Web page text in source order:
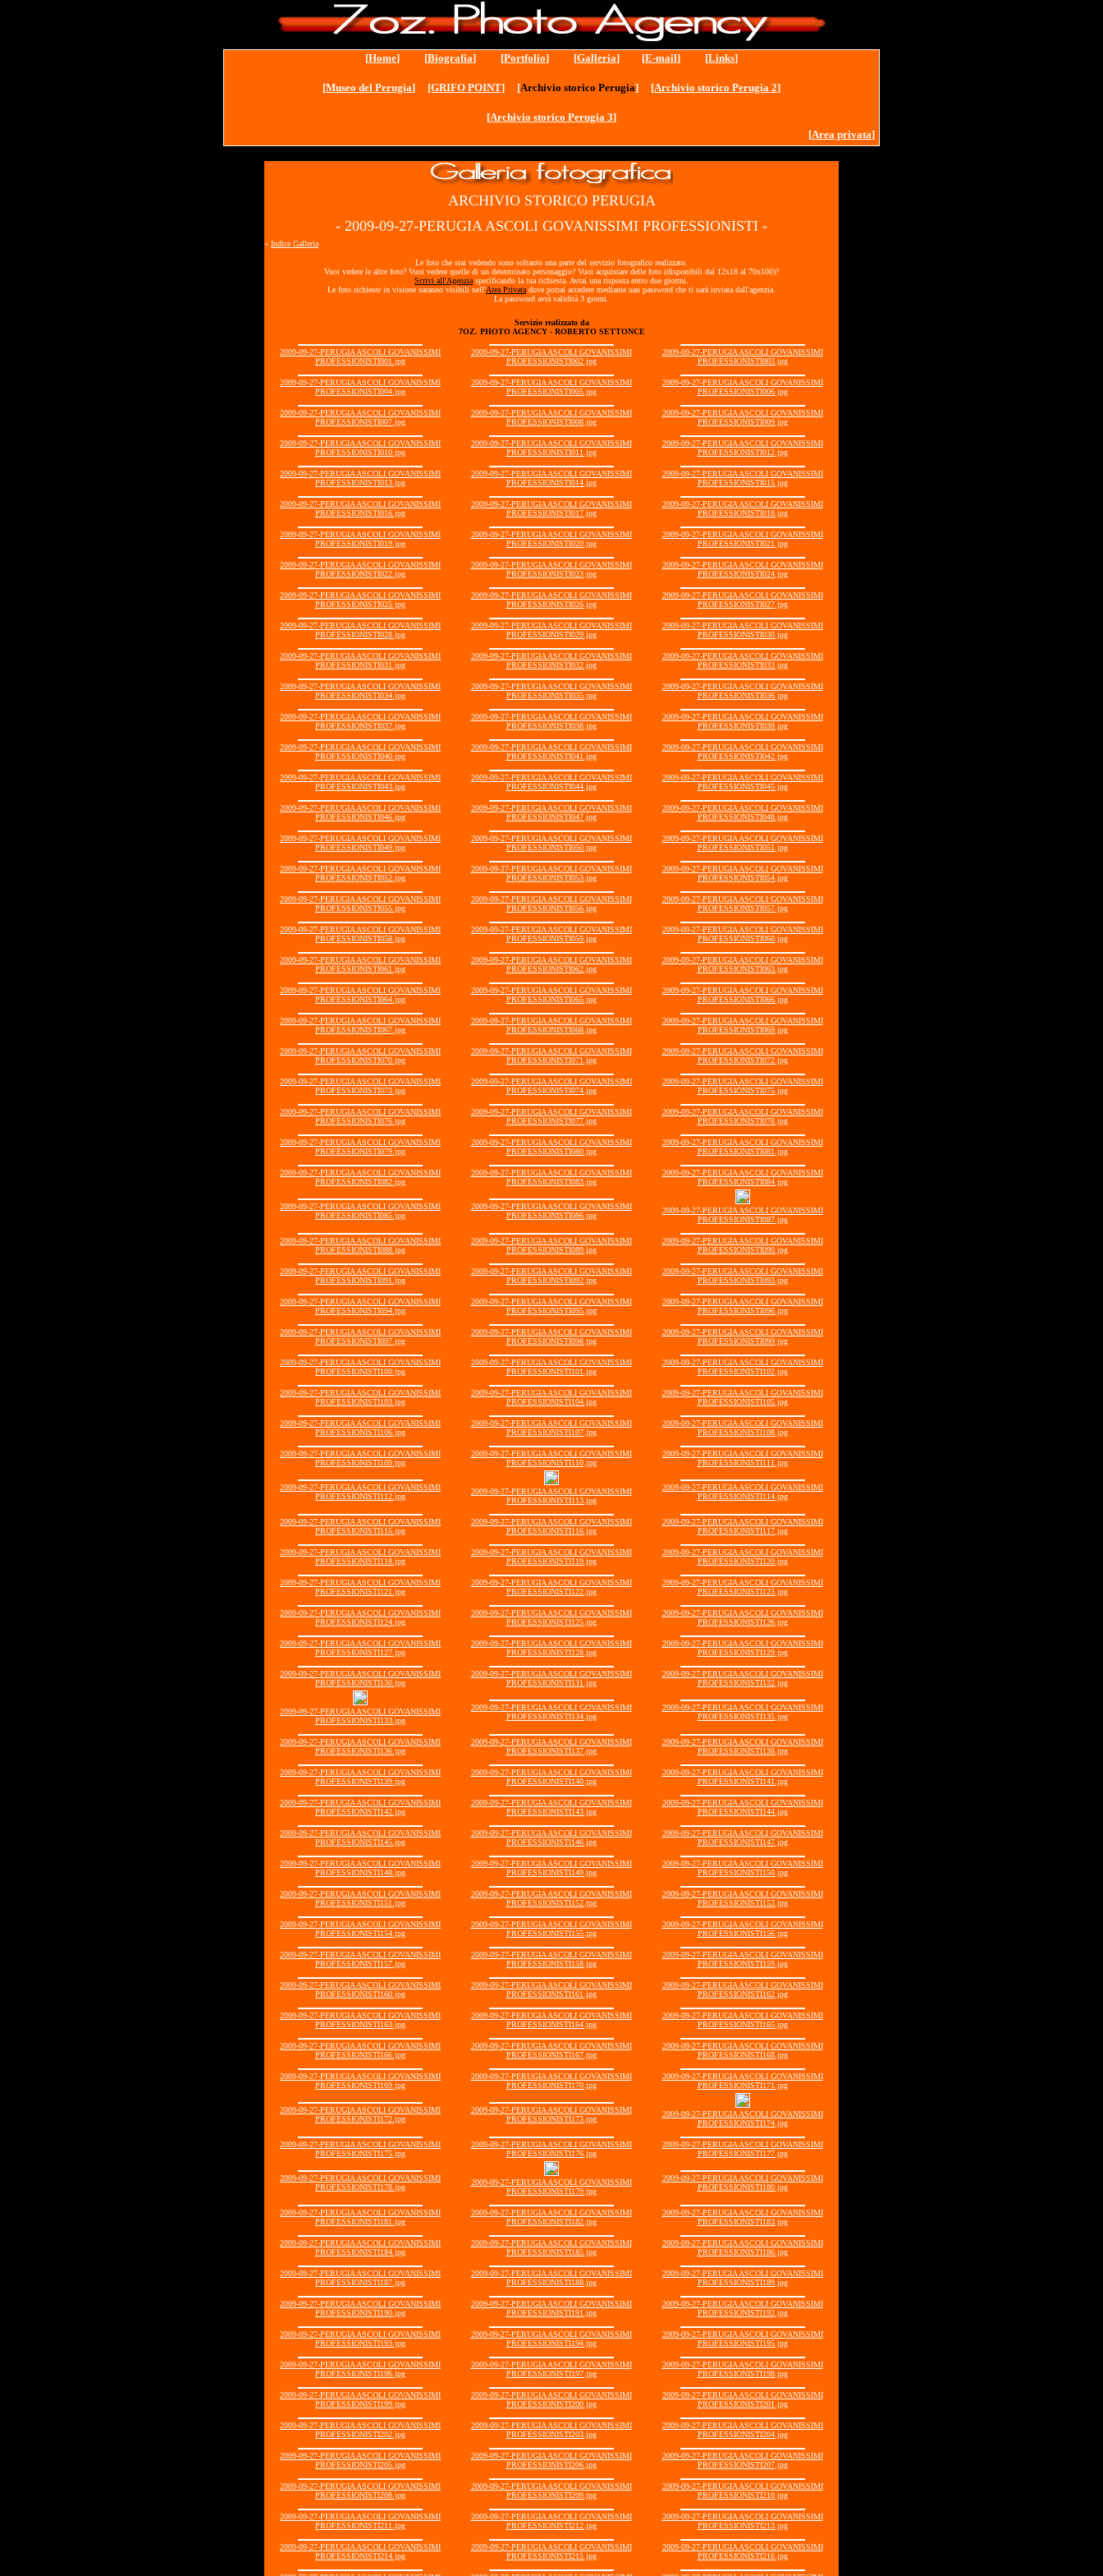
[Home] [Biografia] [Portfolio] [Galleria] [E-mail] [Links]
[Museo del Perugia] [GRIFO POINT] [Archivio storico Perugia] [Archivio storico Perugia 2]
[Archivio storico Perugia 3]
[Area privata]
ARCHIVIO STORICO PERUGIA
- 2009-09-27-PERUGIA ASCOLI GOVANISSIMI PROFESSIONISTI -
« Indice Galleria
Le foto che stai vedendo sono soltanto una parte del servizio fotografico realizzato.
Vuoi vedere le altre foto? Vuoi vedere quelle di un determinato personaggio? Vuoi acquistare delle foto (disponibili dal 12x18 al 70x100)?
Scrivi all'Agenzia specificando la tua richiesta. Avrai una risposta entro due giorrni.
Le foto richieste in visione saranno visibili nell'Area Privata dove potrai accedere mediante uan password che ti sarà inviata dall'agenzia.
La password avrà validità 3 giorni.
Servizio realizzato da
7OZ. PHOTO AGENCY - ROBERTO SETTONCE
2009-09-27-PERUGIA ASCOLI GOVANISSIMI
PROFESSIONISTI001.jpg
2009-09-27-PERUGIA ASCOLI GOVANISSIMI
PROFESSIONISTI002.jpg
2009-09-27-PERUGIA ASCOLI GOVANISSIMI
PROFESSIONISTI003.jpg
2009-09-27-PERUGIA ASCOLI GOVANISSIMI
PROFESSIONISTI004.jpg
2009-09-27-PERUGIA ASCOLI GOVANISSIMI
PROFESSIONISTI005.jpg
2009-09-27-PERUGIA ASCOLI GOVANISSIMI
PROFESSIONISTI006.jpg
2009-09-27-PERUGIA ASCOLI GOVANISSIMI
PROFESSIONISTI007.jpg
2009-09-27-PERUGIA ASCOLI GOVANISSIMI
PROFESSIONISTI008.jpg
2009-09-27-PERUGIA ASCOLI GOVANISSIMI
PROFESSIONISTI009.jpg
2009-09-27-PERUGIA ASCOLI GOVANISSIMI
PROFESSIONISTI010.jpg
2009-09-27-PERUGIA ASCOLI GOVANISSIMI
PROFESSIONISTI011.jpg
2009-09-27-PERUGIA ASCOLI GOVANISSIMI
PROFESSIONISTI012.jpg
2009-09-27-PERUGIA ASCOLI GOVANISSIMI
PROFESSIONISTI013.jpg
2009-09-27-PERUGIA ASCOLI GOVANISSIMI
PROFESSIONISTI014.jpg
2009-09-27-PERUGIA ASCOLI GOVANISSIMI
PROFESSIONISTI015.jpg
2009-09-27-PERUGIA ASCOLI GOVANISSIMI
PROFESSIONISTI016.jpg
2009-09-27-PERUGIA ASCOLI GOVANISSIMI
PROFESSIONISTI017.jpg
2009-09-27-PERUGIA ASCOLI GOVANISSIMI
PROFESSIONISTI018.jpg
2009-09-27-PERUGIA ASCOLI GOVANISSIMI
PROFESSIONISTI019.jpg
2009-09-27-PERUGIA ASCOLI GOVANISSIMI
PROFESSIONISTI020.jpg
2009-09-27-PERUGIA ASCOLI GOVANISSIMI
PROFESSIONISTI021.jpg
2009-09-27-PERUGIA ASCOLI GOVANISSIMI
PROFESSIONISTI022.jpg
2009-09-27-PERUGIA ASCOLI GOVANISSIMI
PROFESSIONISTI023.jpg
2009-09-27-PERUGIA ASCOLI GOVANISSIMI
PROFESSIONISTI024.jpg
2009-09-27-PERUGIA ASCOLI GOVANISSIMI
PROFESSIONISTI025.jpg
2009-09-27-PERUGIA ASCOLI GOVANISSIMI
PROFESSIONISTI026.jpg
2009-09-27-PERUGIA ASCOLI GOVANISSIMI
PROFESSIONISTI027.jpg
2009-09-27-PERUGIA ASCOLI GOVANISSIMI
PROFESSIONISTI028.jpg
2009-09-27-PERUGIA ASCOLI GOVANISSIMI
PROFESSIONISTI029.jpg
2009-09-27-PERUGIA ASCOLI GOVANISSIMI
PROFESSIONISTI030.jpg
2009-09-27-PERUGIA ASCOLI GOVANISSIMI
PROFESSIONISTI031.jpg
2009-09-27-PERUGIA ASCOLI GOVANISSIMI
PROFESSIONISTI032.jpg
2009-09-27-PERUGIA ASCOLI GOVANISSIMI
PROFESSIONISTI033.jpg
2009-09-27-PERUGIA ASCOLI GOVANISSIMI
PROFESSIONISTI034.jpg
2009-09-27-PERUGIA ASCOLI GOVANISSIMI
PROFESSIONISTI035.jpg
2009-09-27-PERUGIA ASCOLI GOVANISSIMI
PROFESSIONISTI036.jpg
2009-09-27-PERUGIA ASCOLI GOVANISSIMI
PROFESSIONISTI037.jpg
2009-09-27-PERUGIA ASCOLI GOVANISSIMI
PROFESSIONISTI038.jpg
2009-09-27-PERUGIA ASCOLI GOVANISSIMI
PROFESSIONISTI039.jpg
2009-09-27-PERUGIA ASCOLI GOVANISSIMI
PROFESSIONISTI040.jpg
2009-09-27-PERUGIA ASCOLI GOVANISSIMI
PROFESSIONISTI041.jpg
2009-09-27-PERUGIA ASCOLI GOVANISSIMI
PROFESSIONISTI042.jpg
2009-09-27-PERUGIA ASCOLI GOVANISSIMI
PROFESSIONISTI043.jpg
2009-09-27-PERUGIA ASCOLI GOVANISSIMI
PROFESSIONISTI044.jpg
2009-09-27-PERUGIA ASCOLI GOVANISSIMI
PROFESSIONISTI045.jpg
2009-09-27-PERUGIA ASCOLI GOVANISSIMI
PROFESSIONISTI046.jpg
2009-09-27-PERUGIA ASCOLI GOVANISSIMI
PROFESSIONISTI047.jpg
2009-09-27-PERUGIA ASCOLI GOVANISSIMI
PROFESSIONISTI048.jpg
2009-09-27-PERUGIA ASCOLI GOVANISSIMI
PROFESSIONISTI049.jpg
2009-09-27-PERUGIA ASCOLI GOVANISSIMI
PROFESSIONISTI050.jpg
2009-09-27-PERUGIA ASCOLI GOVANISSIMI
PROFESSIONISTI051.jpg
2009-09-27-PERUGIA ASCOLI GOVANISSIMI
PROFESSIONISTI052.jpg
2009-09-27-PERUGIA ASCOLI GOVANISSIMI
PROFESSIONISTI053.jpg
2009-09-27-PERUGIA ASCOLI GOVANISSIMI
PROFESSIONISTI054.jpg
2009-09-27-PERUGIA ASCOLI GOVANISSIMI
PROFESSIONISTI055.jpg
2009-09-27-PERUGIA ASCOLI GOVANISSIMI
PROFESSIONISTI056.jpg
2009-09-27-PERUGIA ASCOLI GOVANISSIMI
PROFESSIONISTI057.jpg
2009-09-27-PERUGIA ASCOLI GOVANISSIMI
PROFESSIONISTI058.jpg
2009-09-27-PERUGIA ASCOLI GOVANISSIMI
PROFESSIONISTI059.jpg
2009-09-27-PERUGIA ASCOLI GOVANISSIMI
PROFESSIONISTI060.jpg
2009-09-27-PERUGIA ASCOLI GOVANISSIMI
PROFESSIONISTI061.jpg
2009-09-27-PERUGIA ASCOLI GOVANISSIMI
PROFESSIONISTI062.jpg
2009-09-27-PERUGIA ASCOLI GOVANISSIMI
PROFESSIONISTI063.jpg
2009-09-27-PERUGIA ASCOLI GOVANISSIMI
PROFESSIONISTI064.jpg
2009-09-27-PERUGIA ASCOLI GOVANISSIMI
PROFESSIONISTI065.jpg
2009-09-27-PERUGIA ASCOLI GOVANISSIMI
PROFESSIONISTI066.jpg
2009-09-27-PERUGIA ASCOLI GOVANISSIMI
PROFESSIONISTI067.jpg
2009-09-27-PERUGIA ASCOLI GOVANISSIMI
PROFESSIONISTI068.jpg
2009-09-27-PERUGIA ASCOLI GOVANISSIMI
PROFESSIONISTI069.jpg
2009-09-27-PERUGIA ASCOLI GOVANISSIMI
PROFESSIONISTI070.jpg
2009-09-27-PERUGIA ASCOLI GOVANISSIMI
PROFESSIONISTI071.jpg
2009-09-27-PERUGIA ASCOLI GOVANISSIMI
PROFESSIONISTI072.jpg
2009-09-27-PERUGIA ASCOLI GOVANISSIMI
PROFESSIONISTI073.jpg
2009-09-27-PERUGIA ASCOLI GOVANISSIMI
PROFESSIONISTI074.jpg
2009-09-27-PERUGIA ASCOLI GOVANISSIMI
PROFESSIONISTI075.jpg
2009-09-27-PERUGIA ASCOLI GOVANISSIMI
PROFESSIONISTI076.jpg
2009-09-27-PERUGIA ASCOLI GOVANISSIMI
PROFESSIONISTI077.jpg
2009-09-27-PERUGIA ASCOLI GOVANISSIMI
PROFESSIONISTI078.jpg
2009-09-27-PERUGIA ASCOLI GOVANISSIMI
PROFESSIONISTI079.jpg
2009-09-27-PERUGIA ASCOLI GOVANISSIMI
PROFESSIONISTI080.jpg
2009-09-27-PERUGIA ASCOLI GOVANISSIMI
PROFESSIONISTI081.jpg
2009-09-27-PERUGIA ASCOLI GOVANISSIMI
PROFESSIONISTI082.jpg
2009-09-27-PERUGIA ASCOLI GOVANISSIMI
PROFESSIONISTI083.jpg
2009-09-27-PERUGIA ASCOLI GOVANISSIMI
PROFESSIONISTI084.jpg
2009-09-27-PERUGIA ASCOLI GOVANISSIMI
PROFESSIONISTI085.jpg
2009-09-27-PERUGIA ASCOLI GOVANISSIMI
PROFESSIONISTI086.jpg
2009-09-27-PERUGIA ASCOLI GOVANISSIMI
PROFESSIONISTI087.jpg
2009-09-27-PERUGIA ASCOLI GOVANISSIMI
PROFESSIONISTI088.jpg
2009-09-27-PERUGIA ASCOLI GOVANISSIMI
PROFESSIONISTI089.jpg
2009-09-27-PERUGIA ASCOLI GOVANISSIMI
PROFESSIONISTI090.jpg
2009-09-27-PERUGIA ASCOLI GOVANISSIMI
PROFESSIONISTI091.jpg
2009-09-27-PERUGIA ASCOLI GOVANISSIMI
PROFESSIONISTI092.jpg
2009-09-27-PERUGIA ASCOLI GOVANISSIMI
PROFESSIONISTI093.jpg
2009-09-27-PERUGIA ASCOLI GOVANISSIMI
PROFESSIONISTI094.jpg
2009-09-27-PERUGIA ASCOLI GOVANISSIMI
PROFESSIONISTI095.jpg
2009-09-27-PERUGIA ASCOLI GOVANISSIMI
PROFESSIONISTI096.jpg
2009-09-27-PERUGIA ASCOLI GOVANISSIMI
PROFESSIONISTI097.jpg
2009-09-27-PERUGIA ASCOLI GOVANISSIMI
PROFESSIONISTI098.jpg
2009-09-27-PERUGIA ASCOLI GOVANISSIMI
PROFESSIONISTI099.jpg
2009-09-27-PERUGIA ASCOLI GOVANISSIMI
PROFESSIONISTI100.jpg
2009-09-27-PERUGIA ASCOLI GOVANISSIMI
PROFESSIONISTI101.jpg
2009-09-27-PERUGIA ASCOLI GOVANISSIMI
PROFESSIONISTI102.jpg
2009-09-27-PERUGIA ASCOLI GOVANISSIMI
PROFESSIONISTI103.jpg
2009-09-27-PERUGIA ASCOLI GOVANISSIMI
PROFESSIONISTI104.jpg
2009-09-27-PERUGIA ASCOLI GOVANISSIMI
PROFESSIONISTI105.jpg
2009-09-27-PERUGIA ASCOLI GOVANISSIMI
PROFESSIONISTI106.jpg
2009-09-27-PERUGIA ASCOLI GOVANISSIMI
PROFESSIONISTI107.jpg
2009-09-27-PERUGIA ASCOLI GOVANISSIMI
PROFESSIONISTI108.jpg
2009-09-27-PERUGIA ASCOLI GOVANISSIMI
PROFESSIONISTI109.jpg
2009-09-27-PERUGIA ASCOLI GOVANISSIMI
PROFESSIONISTI110.jpg
2009-09-27-PERUGIA ASCOLI GOVANISSIMI
PROFESSIONISTI111.jpg
2009-09-27-PERUGIA ASCOLI GOVANISSIMI
PROFESSIONISTI112.jpg
2009-09-27-PERUGIA ASCOLI GOVANISSIMI
PROFESSIONISTI113.jpg
2009-09-27-PERUGIA ASCOLI GOVANISSIMI
PROFESSIONISTI114.jpg
2009-09-27-PERUGIA ASCOLI GOVANISSIMI
PROFESSIONISTI115.jpg
2009-09-27-PERUGIA ASCOLI GOVANISSIMI
PROFESSIONISTI116.jpg
2009-09-27-PERUGIA ASCOLI GOVANISSIMI
PROFESSIONISTI117.jpg
2009-09-27-PERUGIA ASCOLI GOVANISSIMI
PROFESSIONISTI118.jpg
2009-09-27-PERUGIA ASCOLI GOVANISSIMI
PROFESSIONISTI119.jpg
2009-09-27-PERUGIA ASCOLI GOVANISSIMI
PROFESSIONISTI120.jpg
2009-09-27-PERUGIA ASCOLI GOVANISSIMI
PROFESSIONISTI121.jpg
2009-09-27-PERUGIA ASCOLI GOVANISSIMI
PROFESSIONISTI122.jpg
2009-09-27-PERUGIA ASCOLI GOVANISSIMI
PROFESSIONISTI123.jpg
2009-09-27-PERUGIA ASCOLI GOVANISSIMI
PROFESSIONISTI124.jpg
2009-09-27-PERUGIA ASCOLI GOVANISSIMI
PROFESSIONISTI125.jpg
2009-09-27-PERUGIA ASCOLI GOVANISSIMI
PROFESSIONISTI126.jpg
2009-09-27-PERUGIA ASCOLI GOVANISSIMI
PROFESSIONISTI127.jpg
2009-09-27-PERUGIA ASCOLI GOVANISSIMI
PROFESSIONISTI128.jpg
2009-09-27-PERUGIA ASCOLI GOVANISSIMI
PROFESSIONISTI129.jpg
2009-09-27-PERUGIA ASCOLI GOVANISSIMI
PROFESSIONISTI130.jpg
2009-09-27-PERUGIA ASCOLI GOVANISSIMI
PROFESSIONISTI131.jpg
2009-09-27-PERUGIA ASCOLI GOVANISSIMI
PROFESSIONISTI132.jpg
2009-09-27-PERUGIA ASCOLI GOVANISSIMI
PROFESSIONISTI133.jpg
2009-09-27-PERUGIA ASCOLI GOVANISSIMI
PROFESSIONISTI134.jpg
2009-09-27-PERUGIA ASCOLI GOVANISSIMI
PROFESSIONISTI135.jpg
2009-09-27-PERUGIA ASCOLI GOVANISSIMI
PROFESSIONISTI136.jpg
2009-09-27-PERUGIA ASCOLI GOVANISSIMI
PROFESSIONISTI137.jpg
2009-09-27-PERUGIA ASCOLI GOVANISSIMI
PROFESSIONISTI138.jpg
2009-09-27-PERUGIA ASCOLI GOVANISSIMI
PROFESSIONISTI139.jpg
2009-09-27-PERUGIA ASCOLI GOVANISSIMI
PROFESSIONISTI140.jpg
2009-09-27-PERUGIA ASCOLI GOVANISSIMI
PROFESSIONISTI141.jpg
2009-09-27-PERUGIA ASCOLI GOVANISSIMI
PROFESSIONISTI142.jpg
2009-09-27-PERUGIA ASCOLI GOVANISSIMI
PROFESSIONISTI143.jpg
2009-09-27-PERUGIA ASCOLI GOVANISSIMI
PROFESSIONISTI144.jpg
2009-09-27-PERUGIA ASCOLI GOVANISSIMI
PROFESSIONISTI145.jpg
2009-09-27-PERUGIA ASCOLI GOVANISSIMI
PROFESSIONISTI146.jpg
2009-09-27-PERUGIA ASCOLI GOVANISSIMI
PROFESSIONISTI147.jpg
2009-09-27-PERUGIA ASCOLI GOVANISSIMI
PROFESSIONISTI148.jpg
2009-09-27-PERUGIA ASCOLI GOVANISSIMI
PROFESSIONISTI149.jpg
2009-09-27-PERUGIA ASCOLI GOVANISSIMI
PROFESSIONISTI150.jpg
2009-09-27-PERUGIA ASCOLI GOVANISSIMI
PROFESSIONISTI151.jpg
2009-09-27-PERUGIA ASCOLI GOVANISSIMI
PROFESSIONISTI152.jpg
2009-09-27-PERUGIA ASCOLI GOVANISSIMI
PROFESSIONISTI153.jpg
2009-09-27-PERUGIA ASCOLI GOVANISSIMI
PROFESSIONISTI154.jpg
2009-09-27-PERUGIA ASCOLI GOVANISSIMI
PROFESSIONISTI155.jpg
2009-09-27-PERUGIA ASCOLI GOVANISSIMI
PROFESSIONISTI156.jpg
2009-09-27-PERUGIA ASCOLI GOVANISSIMI
PROFESSIONISTI157.jpg
2009-09-27-PERUGIA ASCOLI GOVANISSIMI
PROFESSIONISTI158.jpg
2009-09-27-PERUGIA ASCOLI GOVANISSIMI
PROFESSIONISTI159.jpg
2009-09-27-PERUGIA ASCOLI GOVANISSIMI
PROFESSIONISTI160.jpg
2009-09-27-PERUGIA ASCOLI GOVANISSIMI
PROFESSIONISTI161.jpg
2009-09-27-PERUGIA ASCOLI GOVANISSIMI
PROFESSIONISTI162.jpg
2009-09-27-PERUGIA ASCOLI GOVANISSIMI
PROFESSIONISTI163.jpg
2009-09-27-PERUGIA ASCOLI GOVANISSIMI
PROFESSIONISTI164.jpg
2009-09-27-PERUGIA ASCOLI GOVANISSIMI
PROFESSIONISTI165.jpg
2009-09-27-PERUGIA ASCOLI GOVANISSIMI
PROFESSIONISTI166.jpg
2009-09-27-PERUGIA ASCOLI GOVANISSIMI
PROFESSIONISTI167.jpg
2009-09-27-PERUGIA ASCOLI GOVANISSIMI
PROFESSIONISTI168.jpg
2009-09-27-PERUGIA ASCOLI GOVANISSIMI
PROFESSIONISTI169.jpg
2009-09-27-PERUGIA ASCOLI GOVANISSIMI
PROFESSIONISTI170.jpg
2009-09-27-PERUGIA ASCOLI GOVANISSIMI
PROFESSIONISTI171.jpg
2009-09-27-PERUGIA ASCOLI GOVANISSIMI
PROFESSIONISTI172.jpg
2009-09-27-PERUGIA ASCOLI GOVANISSIMI
PROFESSIONISTI173.jpg
2009-09-27-PERUGIA ASCOLI GOVANISSIMI
PROFESSIONISTI174.jpg
2009-09-27-PERUGIA ASCOLI GOVANISSIMI
PROFESSIONISTI175.jpg
2009-09-27-PERUGIA ASCOLI GOVANISSIMI
PROFESSIONISTI176.jpg
2009-09-27-PERUGIA ASCOLI GOVANISSIMI
PROFESSIONISTI177.jpg
2009-09-27-PERUGIA ASCOLI GOVANISSIMI
PROFESSIONISTI178.jpg
2009-09-27-PERUGIA ASCOLI GOVANISSIMI
PROFESSIONISTI179.jpg
2009-09-27-PERUGIA ASCOLI GOVANISSIMI
PROFESSIONISTI180.jpg
2009-09-27-PERUGIA ASCOLI GOVANISSIMI
PROFESSIONISTI181.jpg
2009-09-27-PERUGIA ASCOLI GOVANISSIMI
PROFESSIONISTI182.jpg
2009-09-27-PERUGIA ASCOLI GOVANISSIMI
PROFESSIONISTI183.jpg
2009-09-27-PERUGIA ASCOLI GOVANISSIMI
PROFESSIONISTI184.jpg
2009-09-27-PERUGIA ASCOLI GOVANISSIMI
PROFESSIONISTI185.jpg
2009-09-27-PERUGIA ASCOLI GOVANISSIMI
PROFESSIONISTI186.jpg
2009-09-27-PERUGIA ASCOLI GOVANISSIMI
PROFESSIONISTI187.jpg
2009-09-27-PERUGIA ASCOLI GOVANISSIMI
PROFESSIONISTI188.jpg
2009-09-27-PERUGIA ASCOLI GOVANISSIMI
PROFESSIONISTI189.jpg
2009-09-27-PERUGIA ASCOLI GOVANISSIMI
PROFESSIONISTI190.jpg
2009-09-27-PERUGIA ASCOLI GOVANISSIMI
PROFESSIONISTI191.jpg
2009-09-27-PERUGIA ASCOLI GOVANISSIMI
PROFESSIONISTI192.jpg
2009-09-27-PERUGIA ASCOLI GOVANISSIMI
PROFESSIONISTI193.jpg
2009-09-27-PERUGIA ASCOLI GOVANISSIMI
PROFESSIONISTI194.jpg
2009-09-27-PERUGIA ASCOLI GOVANISSIMI
PROFESSIONISTI195.jpg
2009-09-27-PERUGIA ASCOLI GOVANISSIMI
PROFESSIONISTI196.jpg
2009-09-27-PERUGIA ASCOLI GOVANISSIMI
PROFESSIONISTI197.jpg
2009-09-27-PERUGIA ASCOLI GOVANISSIMI
PROFESSIONISTI198.jpg
2009-09-27-PERUGIA ASCOLI GOVANISSIMI
PROFESSIONISTI199.jpg
2009-09-27-PERUGIA ASCOLI GOVANISSIMI
PROFESSIONISTI200.jpg
2009-09-27-PERUGIA ASCOLI GOVANISSIMI
PROFESSIONISTI201.jpg
2009-09-27-PERUGIA ASCOLI GOVANISSIMI
PROFESSIONISTI202.jpg
2009-09-27-PERUGIA ASCOLI GOVANISSIMI
PROFESSIONISTI203.jpg
2009-09-27-PERUGIA ASCOLI GOVANISSIMI
PROFESSIONISTI204.jpg
2009-09-27-PERUGIA ASCOLI GOVANISSIMI
PROFESSIONISTI205.jpg
2009-09-27-PERUGIA ASCOLI GOVANISSIMI
PROFESSIONISTI206.jpg
2009-09-27-PERUGIA ASCOLI GOVANISSIMI
PROFESSIONISTI207.jpg
2009-09-27-PERUGIA ASCOLI GOVANISSIMI
PROFESSIONISTI208.jpg
2009-09-27-PERUGIA ASCOLI GOVANISSIMI
PROFESSIONISTI209.jpg
2009-09-27-PERUGIA ASCOLI GOVANISSIMI
PROFESSIONISTI210.jpg
2009-09-27-PERUGIA ASCOLI GOVANISSIMI
PROFESSIONISTI211.jpg
2009-09-27-PERUGIA ASCOLI GOVANISSIMI
PROFESSIONISTI212.jpg
2009-09-27-PERUGIA ASCOLI GOVANISSIMI
PROFESSIONISTI213.jpg
2009-09-27-PERUGIA ASCOLI GOVANISSIMI
PROFESSIONISTI214.jpg
2009-09-27-PERUGIA ASCOLI GOVANISSIMI
PROFESSIONISTI215.jpg
2009-09-27-PERUGIA ASCOLI GOVANISSIMI
PROFESSIONISTI216.jpg